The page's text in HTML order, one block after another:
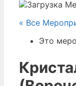
« Все
Это